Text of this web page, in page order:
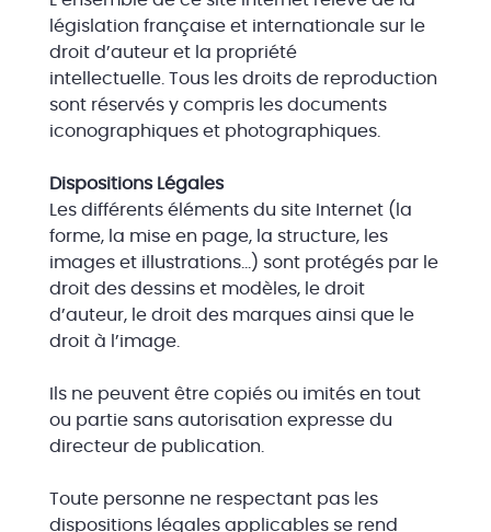
législation française et internationale sur le
droit d’auteur et la propriété
intellectuelle. Tous les droits de reproduction
sont réservés y compris les documents
iconographiques et photographiques.
Dispositions Légales
Les différents éléments du site Internet (la
forme, la mise en page, la structure, les
images et illustrations…) sont protégés par le
droit des dessins et modèles, le droit
d’auteur, le droit des marques ainsi que le
droit à l’image.
Ils ne peuvent être copiés ou imités en tout
ou partie sans autorisation expresse du
directeur de publication.
Toute personne ne respectant pas les
dispositions légales applicables se rend